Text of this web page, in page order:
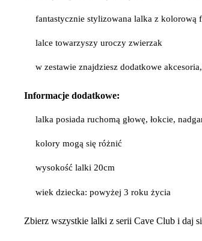
fantastycznie stylizowana lalka z kolorową
lalce towarzyszy uroczy zwierzak
w zestawie znajdziesz dodatkowe
Informacje dodatkowe:
lalka posiada ruchomą głowę, łokcie,
kolory mogą się różnić
wysokość lalki 20cm
wiek dziecka: powyżej 3 roku życia
Zbierz wszystkie lalki z serii Cave Club i daj